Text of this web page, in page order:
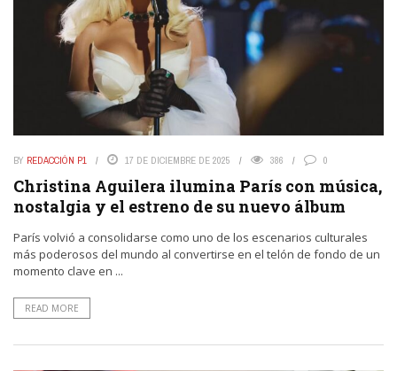
BY REDACCIÓN P1 17 DE DICIEMBRE DE 2025 386 0
Christina Aguilera ilumina París con música,
nostalgia y el estreno de su nuevo álbum
París volvió a consolidarse como uno de los escenarios culturales
más poderosos del mundo al convertirse en el telón de fondo de un
momento clave en ...
READ MORE